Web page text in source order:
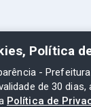
- Prefeitura
Política
-
de 30
Política de